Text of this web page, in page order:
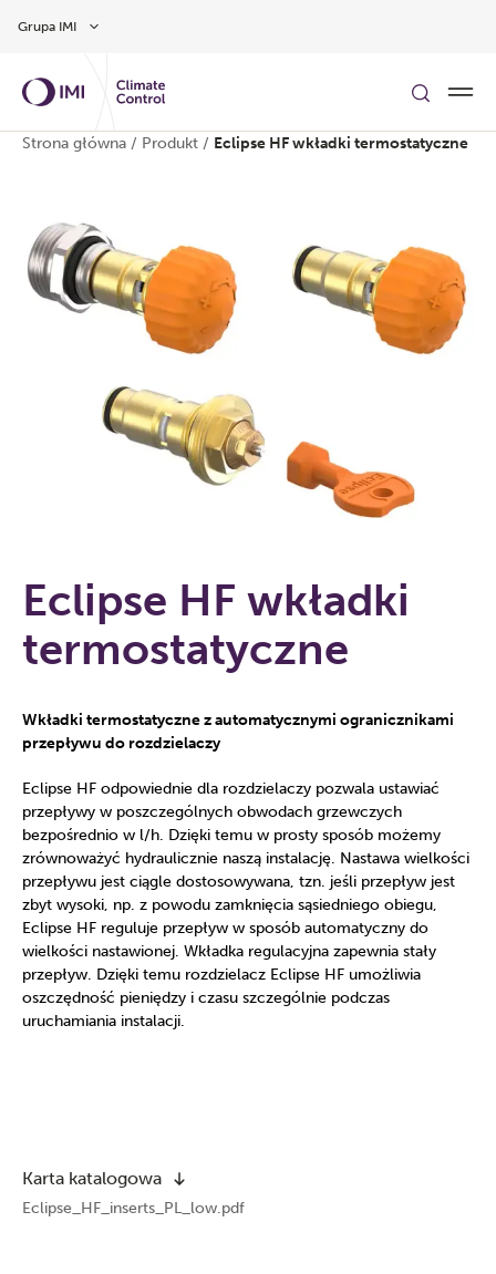
Grupa IMI
Strona główna / Produkt / Eclipse HF wkładki termostatyczne
Eclipse HF wkładki
termostatyczne
Wkładki termostatyczne z automatycznymi ogranicznikami
przepływu do rozdzielaczy
Eclipse HF odpowiednie dla rozdzielaczy pozwala ustawiać
przepływy w poszczególnych obwodach grzewczych
bezpośrednio w l/h. Dzięki temu w prosty sposób możemy
zrównoważyć hydraulicznie naszą instalację. Nastawa wielkości
przepływu jest ciągle dostosowywana, tzn. jeśli przepływ jest
zbyt wysoki, np. z powodu zamknięcia sąsiedniego obiegu,
Eclipse HF reguluje przepływ w sposób automatyczny do
wielkości nastawionej. Wkładka regulacyjna zapewnia stały
przepływ. Dzięki temu rozdzielacz Eclipse HF umożliwia
oszczędność pieniędzy i czasu szczególnie podczas
uruchamiania instalacji.
Karta katalogowa
Eclipse_HF_inserts_PL_low.pdf